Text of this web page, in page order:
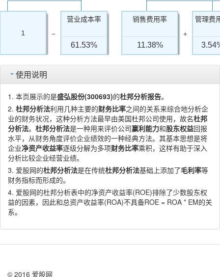
1 −
营业成本率
61.53%
销售费用率
11.38%
+
管理费
使用说明
本页展示的是盛弘股份(300693)的杜邦分析报告。
杜邦分析法利用几种主要的财务比率之间的关系来综合地分析企
业的财务状况，这种分析方法最早由美国杜邦公司使用，故名杜邦
分析法。 杜邦分析法是一种用来评价公司赢利能力和股东权益回报
水平，从财务角度评价企业绩效的一种经典方法。其基本思想是将
企业净资产收益率逐级分解为多项财务比率乘积，这样有助于深入
分析比较企业经营业绩。
爱股网的杜邦分析法是在传统杜邦分析法基础上添加了毛利率等
财务指标而形成的。
爱股网的杜邦分析表中的净资产收益率(ROE)排除了少数股东权
益的因素，因此和总资产收益率(ROA)不具备ROE = ROA * EM的关
系。
© 2016 爱股网